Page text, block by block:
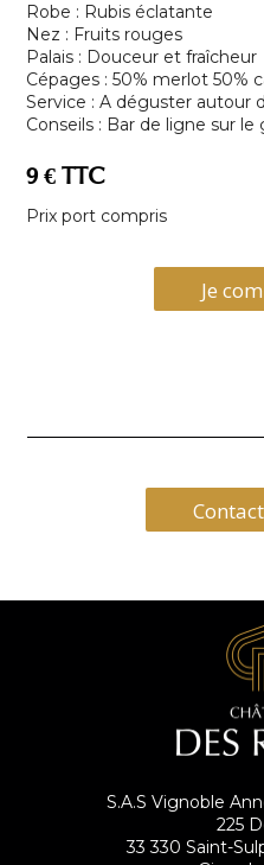
Robe : Rubis éclatante
Nez : Fruits rouges
Palais : Douceur et fraîcheur
Cépages : 50% merlot 50%
Service : A déguster autour
Conseils : Bar de ligne sur le
9 € TTC
Prix port compris
Je
S.A.S Vignoble
225
33 330 Saint-